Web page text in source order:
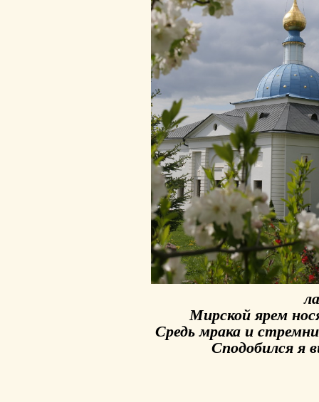
Мирской ярем
Средь мрака и
Сподобился я